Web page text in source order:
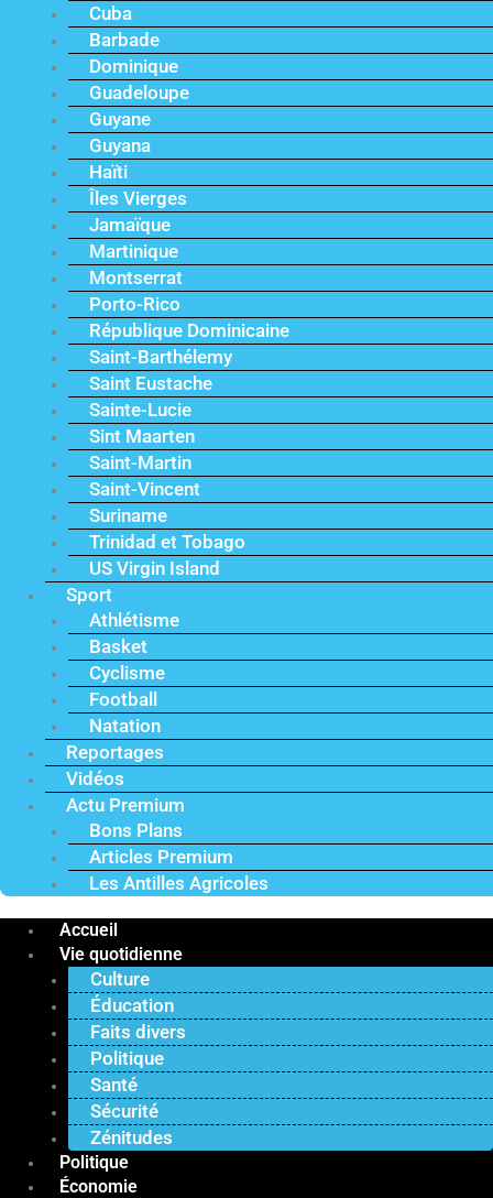
Cuba
Barbade
Dominique
Guadeloupe
Guyane
Guyana
Haïti
Îles Vierges
Jamaïque
Martinique
Montserrat
Porto-Rico
République Dominicaine
Saint-Barthélemy
Saint Eustache
Sainte-Lucie
Sint Maarten
Saint-Martin
Saint-Vincent
Suriname
Trinidad et Tobago
US Virgin Island
Sport
Athlétisme
Basket
Cyclisme
Football
Natation
Reportages
Vidéos
Actu Premium
Bons Plans
Articles Premium
Les Antilles Agricoles
Accueil
Vie quotidienne
Culture
Éducation
Faits divers
Politique
Santé
Sécurité
Zénitudes
Politique
Économie